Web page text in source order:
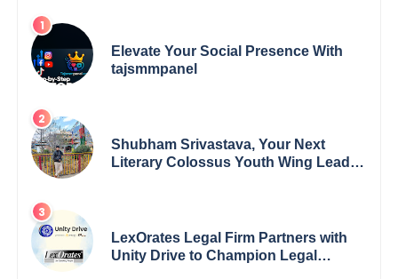
Elevate Your Social Presence With
tajsmmpanel
Shubham Srivastava, Your Next
Literary Colossus Youth Wing Leader
LexOrates Legal Firm Partners with
Unity Drive to Champion Legal